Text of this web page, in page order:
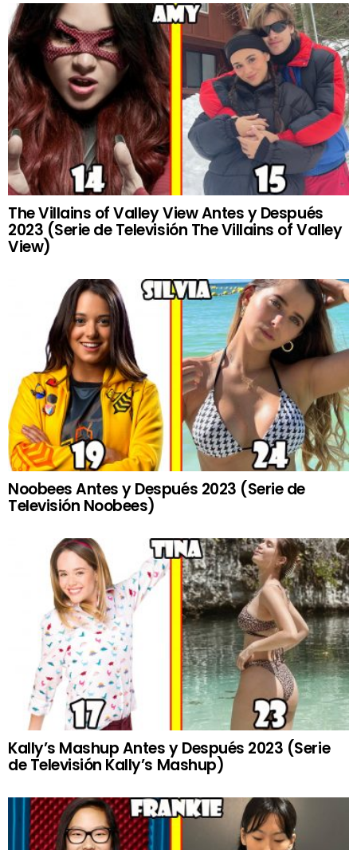
The Villains of Valley View Antes y Después
2023 (Serie de Televisión The Villains of Valley
View)
Noobees Antes y Después 2023 (Serie de
Televisión Noobees)
Kally’s Mashup Antes y Después 2023 (Serie
de Televisión Kally’s Mashup)